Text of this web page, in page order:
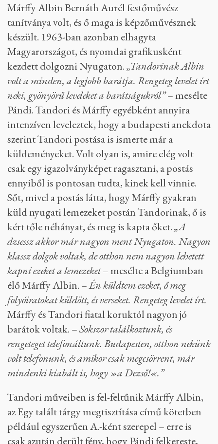
Márffy Albin Bernáth Aurél festőművész
tanítványa volt, és ő maga is képzőművésznek
készült. 1963-ban azonban elhagyta
Magyarországot, és nyomdai grafikusként
kezdett dolgozni Nyugaton.„Tandorinak Albin
volt a minden, a legjobb barátja. Rengeteg levelet írt
neki, gyönyörű leveleket a barátságukról”– mesélte
Pándi. Tandori és Márffy egyébként annyira
intenzíven leveleztek, hogy a budapesti anekdota
szerint Tandori postása is ismerte már a
küldeményeket. Volt olyan is, amire elég volt
csak egy igazolványképet ragasztani, a postás
ennyiből is pontosan tudta, kinek kell vinnie.
Sőt, mivel a postás látta, hogy Márffy gyakran
küld nyugati lemezeket postán Tandorinak, ő is
kért tőle néhányat, és meg is kapta őket.„A
dzsessz akkor már nagyon ment Nyugaton. Nagyon
klassz dolgok voltak, de otthon nem nagyon lehetett
kapni ezeket a lemezeket– mesélte a Belgiumban
élő Márffy Albin. –Én küldtem ezeket, ő meg
folyóiratokat küldött, és verseket. Rengeteg levelet írt.
Márffy és Tandori fiatal koruktól nagyon jó
barátok voltak. –Sokszor találkoztunk, és
rengeteget telefonáltunk. Budapesten, otthon nekünk
volt telefonunk, és amikor csak megcsörrent, már
mindenki kiabált is, hogy »a Dezső!«.”
Tandori műveiben is fel-feltűnik Márffy Albin,
az Egy talált tárgy megtisztítása című kötetben
például egyszerűen A.-ként szerepel – erre is
csak azután derült fény, hogy Pándi felkereste,